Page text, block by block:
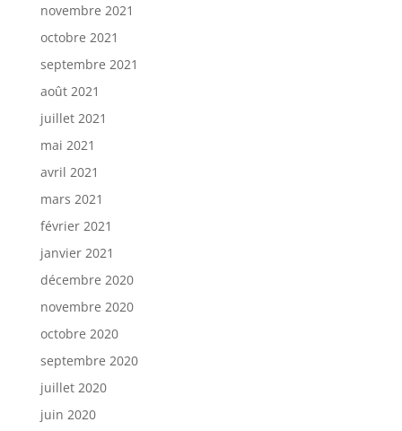
novembre 2021
octobre 2021
septembre 2021
août 2021
juillet 2021
mai 2021
avril 2021
mars 2021
février 2021
janvier 2021
décembre 2020
novembre 2020
octobre 2020
septembre 2020
juillet 2020
juin 2020